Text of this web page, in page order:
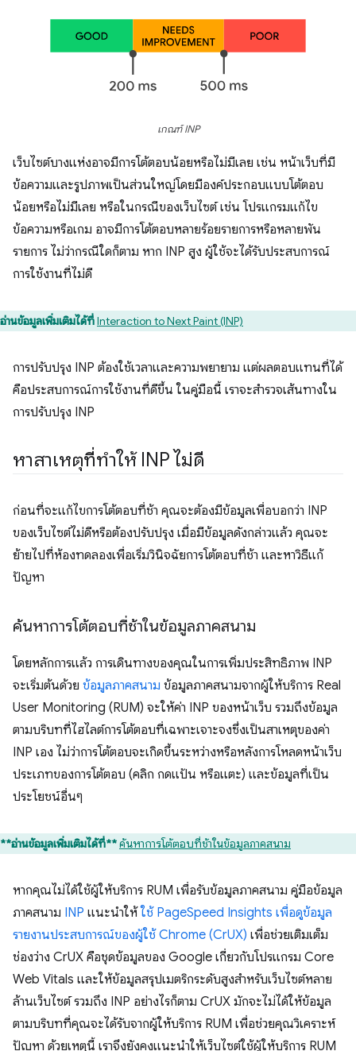
เกณฑ์ INP
เว็บไซต์บางแห่งอาจมีการโต้ตอบน้อยหรือไม่มีเลย เช่น หน้าเว็บที่มี
ข้อความและรูปภาพเป็นส่วนใหญ่โดยมีองค์ประกอบแบบโต้ตอบ
น้อยหรือไม่มีเลย หรือในกรณีของเว็บไซต์ เช่น โปรแกรมแก้ไข
ข้อความหรือเกม อาจมีการโต้ตอบหลายร้อยรายการหรือหลายพัน
รายการ ไม่ว่ากรณีใดก็ตาม หาก INP สูง ผู้ใช้จะได้รับประสบการณ์
การใช้งานที่ไม่ดี
อ่านข้อมูลเพิ่มเติมได้ที่Interaction to Next Paint (INP)
การปรับปรุง INP ต้องใช้เวลาและความพยายาม แต่ผลตอบแทนที่ได้
คือประสบการณ์การใช้งานที่ดีขึ้น ในคู่มือนี้ เราจะสำรวจเส้นทางใน
การปรับปรุง INP
หาสาเหตุที่ทำให้ INP ไม่ดี
ก่อนที่จะแก้ไขการโต้ตอบที่ช้า คุณจะต้องมีข้อมูลเพื่อบอกว่า INP
ของเว็บไซต์ไม่ดีหรือต้องปรับปรุง เมื่อมีข้อมูลดังกล่าวแล้ว คุณจะ
ย้ายไปที่ห้องทดลองเพื่อเริ่มวินิจฉัยการโต้ตอบที่ช้า และหาวิธีแก้
ปัญหา
ค้นหาการโต้ตอบที่ช้าในข้อมูลภาคสนาม
โดยหลักการแล้ว การเดินทางของคุณในการเพิ่มประสิทธิภาพ INP
จะเริ่มต้นด้วย ข้อมูลภาคสนาม ข้อมูลภาคสนามจากผู้ให้บริการ Real
User Monitoring (RUM) จะให้ค่า INP ของหน้าเว็บ รวมถึงข้อมูล
ตามบริบทที่ไฮไลต์การโต้ตอบที่เฉพาะเจาะจงซึ่งเป็นสาเหตุของค่า
INP เอง ไม่ว่าการโต้ตอบจะเกิดขึ้นระหว่างหรือหลังการโหลดหน้าเว็บ
ประเภทของการโต้ตอบ (คลิก กดแป้น หรือแตะ) และข้อมูลที่เป็น
ประโยชน์อื่นๆ
**อ่านข้อมูลเพิ่มเติมได้ที่**ค้นหาการโต้ตอบที่ช้าในข้อมูลภาคสนาม
หากคุณไม่ได้ใช้ผู้ให้บริการ RUM เพื่อรับข้อมูลภาคสนาม คู่มือข้อมูล
ภาคสนาม INP แนะนำให้ ใช้ PageSpeed Insights เพื่อดูข้อมูล
รายงานประสบการณ์ของผู้ใช้ Chrome (CrUX) เพื่อช่วยเติมเต็ม
ช่องว่าง CrUX คือชุดข้อมูลของ Google เกี่ยวกับโปรแกรม Core
Web Vitals และให้ข้อมูลสรุปเมตริกระดับสูงสำหรับเว็บไซต์หลาย
ล้านเว็บไซต์ รวมถึง INP อย่างไรก็ตาม CrUX มักจะไม่ได้ให้ข้อมูล
ตามบริบทที่คุณจะได้รับจากผู้ให้บริการ RUM เพื่อช่วยคุณวิเคราะห์
ปัญหา ด้วยเหตุนี้ เราจึงยังคงแนะนำให้เว็บไซต์ใช้ผู้ให้บริการ RUM